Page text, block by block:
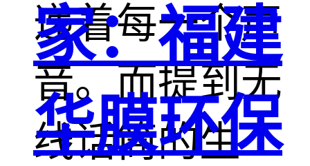
递着每一个声
音。而提到无
线话筒的生
家：福建
华膜环保